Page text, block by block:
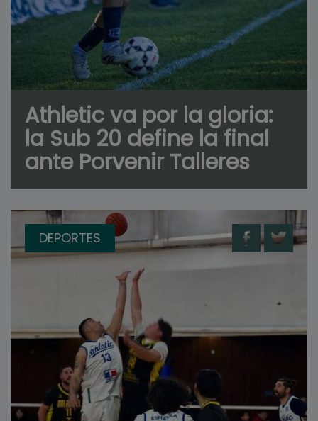
Athletic va por la gloria:
la Sub 20 define la final
ante Porvenir Talleres
DEPORTES